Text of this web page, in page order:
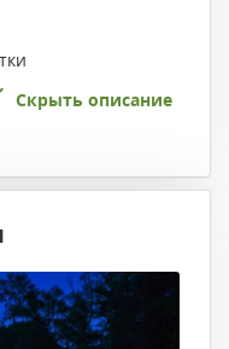
Скрыть описание